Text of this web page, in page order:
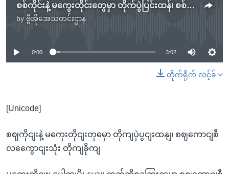
စစ်ကိုင်းနဲ့ မကွေးတိုင်းတွေမှာ တိုက်ပွဲပြင်းထန်၊ စစ်ကောင်စီ လေကြောင်းသုံး တိုက်ခိုက်
by ဗွီအိုအေသတင်းဌာန
No media source currently available
0:00 3:02
တိုက်ရိုက် လင့်ခ်
[Unicode]
စဈကိုငျးနဲ့ မကှေးတိုငျးတှမှော တိုကျပှဲပွငျးထနျ၊ စဈကောငျစီ
လကွေောငျးသုံး တိုကျခိုကျ